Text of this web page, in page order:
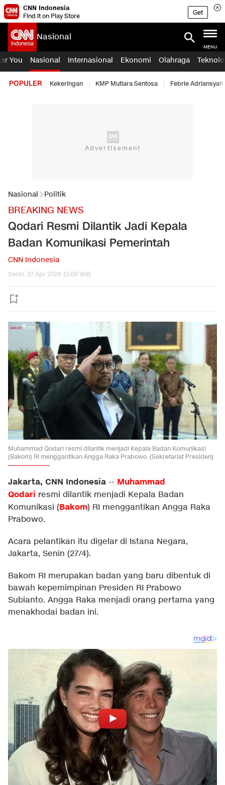
CNN Indonesia
Find it on Play Store
Get
Nasional
MENU
You Nasional Internasional Ekonomi Olahraga
POPULER Kekeringan KMP Mutiara Sentosa Febrie Adriansyah
Nasional Politik
BREAKING NEWS
Qodari Resmi Dilantik Jadi Kepala
Badan Komunikasi Pemerintah
CNN Indonesia
Senin, 27 Apr 2026 15:08 WIB
Muhammad Qodari resmi dilantik menjadi Kepala Badan Komunikasi
(Bakom) RI menggantikan Angga Raka Prabowo. (Sekretariat Presiden)
Jakarta, CNN Indonesia -- Muhammad
Qodari resmi dilantik menjadi Kepala Badan
Komunikasi (Bakom) RI menggantikan Angga Raka
Prabowo.
Acara pelantikan itu digelar di Istana Negara,
Jakarta, Senin (27/4).
Bakom RI merupakan badan yang baru dibentuk di
bawah kepemimpinan Presiden RI Prabowo
Subianto. Angga Raka menjadi orang pertama yang
menakhodai badan ini.